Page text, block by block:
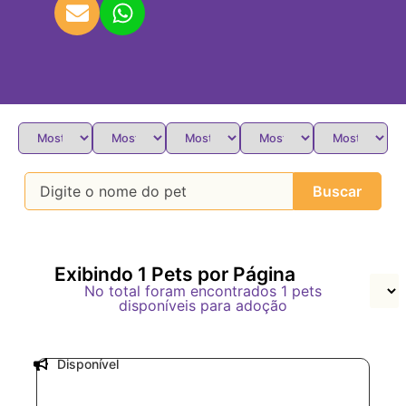
Buscar
Exibindo 1 Pets por Página
No total foram encontrados 1 pets
disponíveis para adoção
Disponível